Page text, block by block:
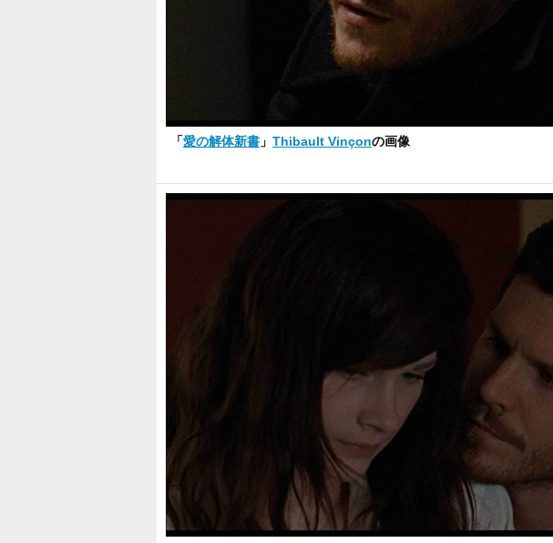
「愛の解体新書 」 Thibault Vinçonの画像